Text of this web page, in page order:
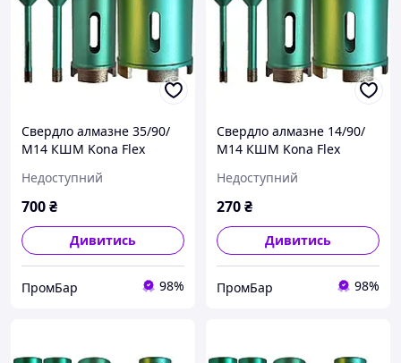
Свердло алмазне 35/90/
М14 КШМ Kona Flex
спечене
Недоступний
700₴
Дивитись
ПромБар 98%
Свердло алмазне 14/90/
М14 КШМ Kona Flex
спечене
Недоступний
270₴
Дивитись
ПромБар 98%